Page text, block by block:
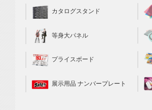
カタログスタンド
等身大パネル
プライスボード
展示用品 ナンバープレート